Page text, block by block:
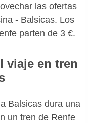
las ofertas
- Balsicas. Los
parten de 3 €.
viaje en tren
Balsicas dura una
un tren de Renfe